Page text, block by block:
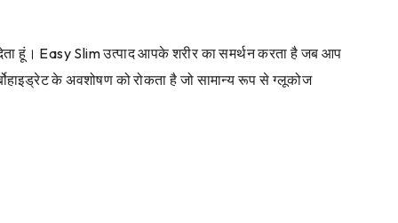
हूं। Easy Slim उत्पाद आपके शरीर का समर्थन करता है जब आप
के अवशोषण को रोकता है जो सामान्य रूप से ग्लूकोज